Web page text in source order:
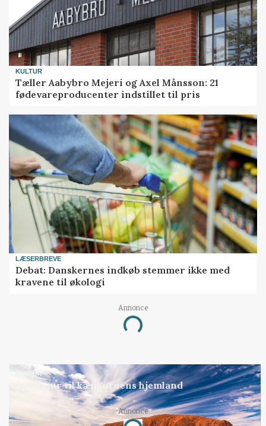
KULTUR
Tæller Aabybro Mejeri og Axel Månsson: 21
fødevareproducenter indstillet til pris
LÆSERBREVE
Debat: Danskernes indkøb stemmer ikke med
kravene til økologi
Annonce
Loading...
KULTUR
Studietur til kænguruens hjemland
Annonce